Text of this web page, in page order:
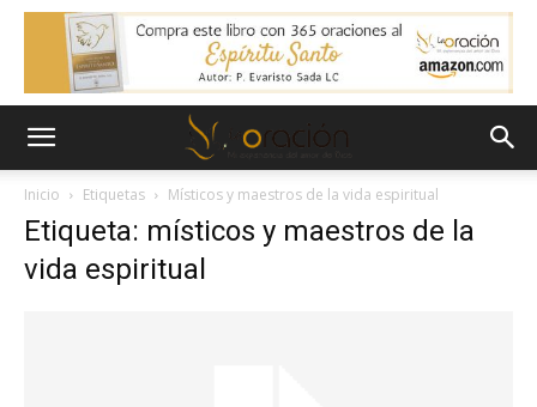
Inicio Etiquetas Místicos y maestros de la vida espiritual
Etiqueta: místicos y maestros de la
vida espiritual